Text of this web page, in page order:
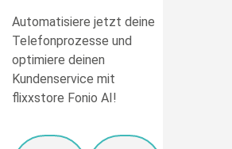
Automatisiere jetzt deine
Telefonprozesse und
optimiere deinen
Kundenservice mit
flixxstore Fonio AI!